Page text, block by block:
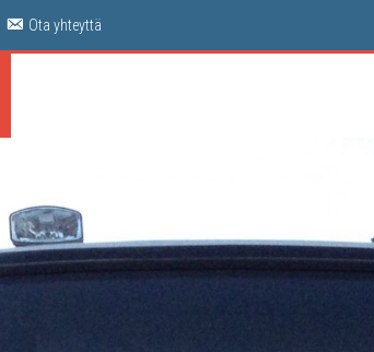
Ota yhteyt­tä